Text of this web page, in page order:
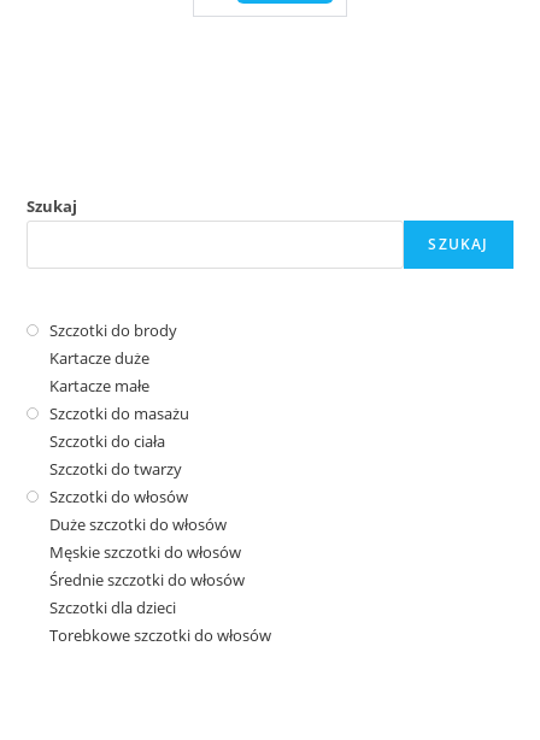
Szukaj
SZUKAJ
Szczotki do brody
Kartacze duże
Kartacze małe
Szczotki do masażu
Szczotki do ciała
Szczotki do twarzy
Szczotki do włosów
Duże szczotki do włosów
Męskie szczotki do włosów
Średnie szczotki do włosów
Szczotki dla dzieci
Torebkowe szczotki do włosów